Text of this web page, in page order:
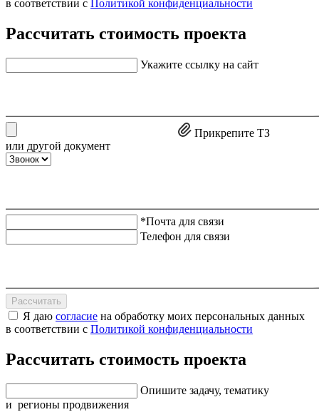
в соответствии с Политикой конфиденциальности
Рассчитать стоимость проекта
Укажите ссылку на сайт
Прикрепите ТЗ
или другой документ
*Почта для связи
Телефон для связи
Рассчитать
Я даю согласие на обработку моих персональных данных
в соответствии с Политикой конфиденциальности
Рассчитать стоимость проекта
Опишите задачу, тематику
и регионы продвижения